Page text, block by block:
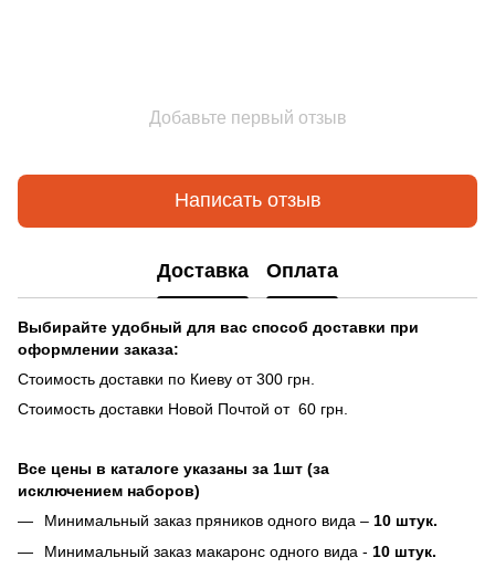
Добавьте первый отзыв
Написать отзыв
Доставка Оплата
Выбирайте удобный для вас способ доставки при
оформлении заказа:
Стоимость доставки по Киеву от 300 грн.
Стоимость доставки Новой Почтой от 60 грн.
Все цены в каталоге указаны за 1шт (за
исключением наборов)
Минимальный заказ пряников одного вида – 10 штук.
Минимальный заказ макаронс одного вида - 10 штук.